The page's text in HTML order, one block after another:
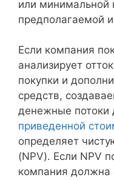
или
предполагаемой
Если компания
анализирует
покупки и
средств,
денежные потоки
приведенной
определяет
(NPV). Если NPV
компания должна